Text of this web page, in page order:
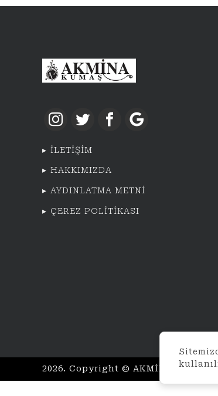
İLETİŞİM
HAKKIMIZDA
AYDINLATMA METNİ
ÇEREZ POLİTİKASI
2026. Copyright © AKMİNA TEKSTİL